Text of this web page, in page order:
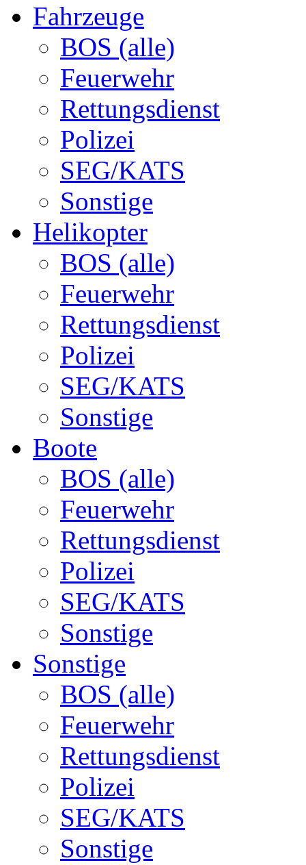
Fahrzeuge
BOS (alle)
Feuerwehr
Rettungsdienst
Polizei
SEG/KATS
Sonstige
Helikopter
BOS (alle)
Feuerwehr
Rettungsdienst
Polizei
SEG/KATS
Sonstige
Boote
BOS (alle)
Feuerwehr
Rettungsdienst
Polizei
SEG/KATS
Sonstige
Sonstige
BOS (alle)
Feuerwehr
Rettungsdienst
Polizei
SEG/KATS
Sonstige